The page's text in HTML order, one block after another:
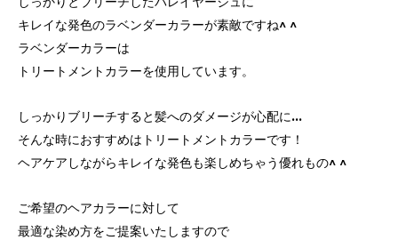
キレイな発色のラベンダーカラーが素敵ですね^ ^
ラベンダーカラーは
トリートメントカラーを使用しています。
しっかりブリーチすると髪へのダメージが心配に...
そんな時におすすめはトリートメントカラーです！
ヘアケアしながらキレイな発色も楽しめちゃう優れもの^ ^
ご希望のヘアカラーに対して
最適な染め方をご提案いたしますので